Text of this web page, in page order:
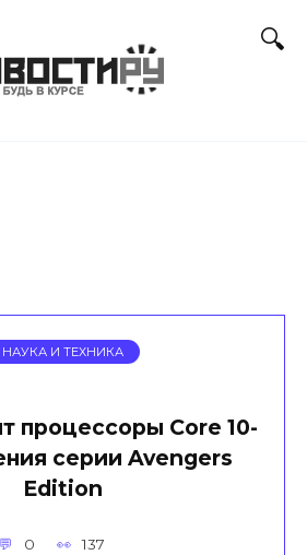
НАУКА И ТЕХНИКА
процессоры Core 10-
серии Avengers
Edition
0 137